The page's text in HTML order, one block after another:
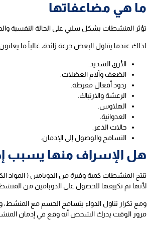
ما هي مضاعفاتها
تؤثر المنشطات بشكل سلبي على الحالة النفسية
لذلك عندما يتناول البعض جرعة زائدة، غالباً ما
الأرق الشديد.
الضعف وآلام العضلات.
ردود أفعال مفرطة.
الرعشة والارتباك.
الهلاوس.
العدوانية.
حالات الذعر.
التسامح والوصول إلى الإدمان.
هل الإسراف منها يسبب
تنتج المنشطات كمية وفيرة من الدوبامين ( المواد
لأنها تم تكييفها للحصول على الدوبامين من المنشط.
ومع تكرار تناول الدواء يتسامح الجسم مع
مرور الوقت يدرك الشخص أنه وقع في إدمان